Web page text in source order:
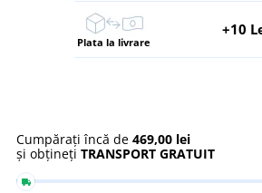
Plata la livrare
+10
Cumpărați încă de 469,00 lei
și obțineți TRANSPORT GRATUIT